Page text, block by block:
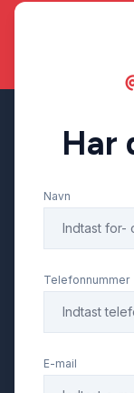
Har
Navn
Telefonnummer
E-mail